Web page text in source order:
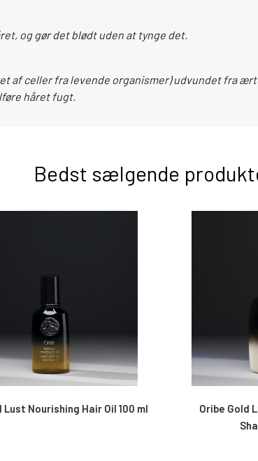
og gør det blødt uden at tynge det.
af celler fra levende organismer) udvundet fra
håret fugt.
Bedst sælgende
Nourishing Hair Oil 100 ml
Oribe Gold